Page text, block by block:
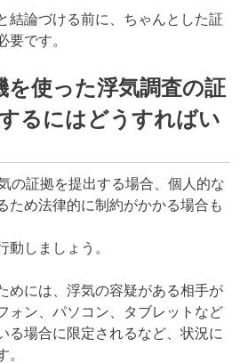
結論づける前に、ちゃんとした証
要です。
を使った浮気調査の証
るにはどうすればい
の証拠を提出する場合、個人的な
ため法律的に制約がかかる場合も
動しましょう。
めには、浮気の容疑がある相手が
ォン、パソコン、タブレットなど
る場合に限定されるなど、状況に
。